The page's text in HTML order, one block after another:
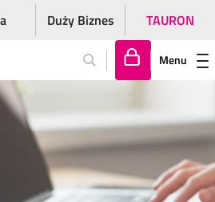
Duży Biznes TAURON
lo
gu
j
Menu